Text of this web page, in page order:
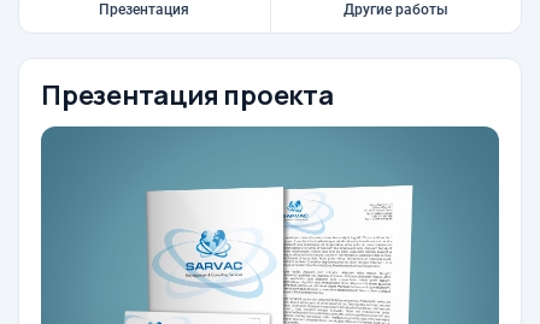
Презентация Другие работы
Презентация проекта